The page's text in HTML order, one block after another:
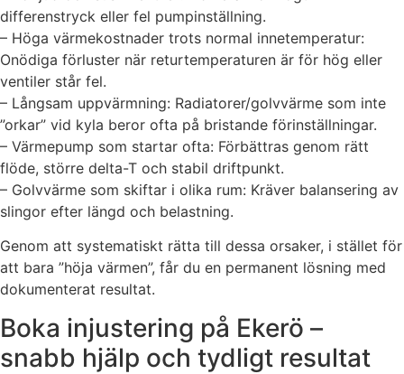
differenstryck eller fel pumpinställning.
– Höga värmekostnader trots normal innetemperatur:
Onödiga förluster när returtemperaturen är för hög eller
ventiler står fel.
– Långsam uppvärmning: Radiatorer/golvvärme som inte
”orkar” vid kyla beror ofta på bristande förinställningar.
– Värmepump som startar ofta: Förbättras genom rätt
flöde, större delta-T och stabil driftpunkt.
– Golvvärme som skiftar i olika rum: Kräver balansering av
slingor efter längd och belastning.
Genom att systematiskt rätta till dessa orsaker, i stället för
att bara ”höja värmen”, får du en permanent lösning med
dokumenterat resultat.
Boka injustering på Ekerö –
snabb hjälp och tydligt resultat